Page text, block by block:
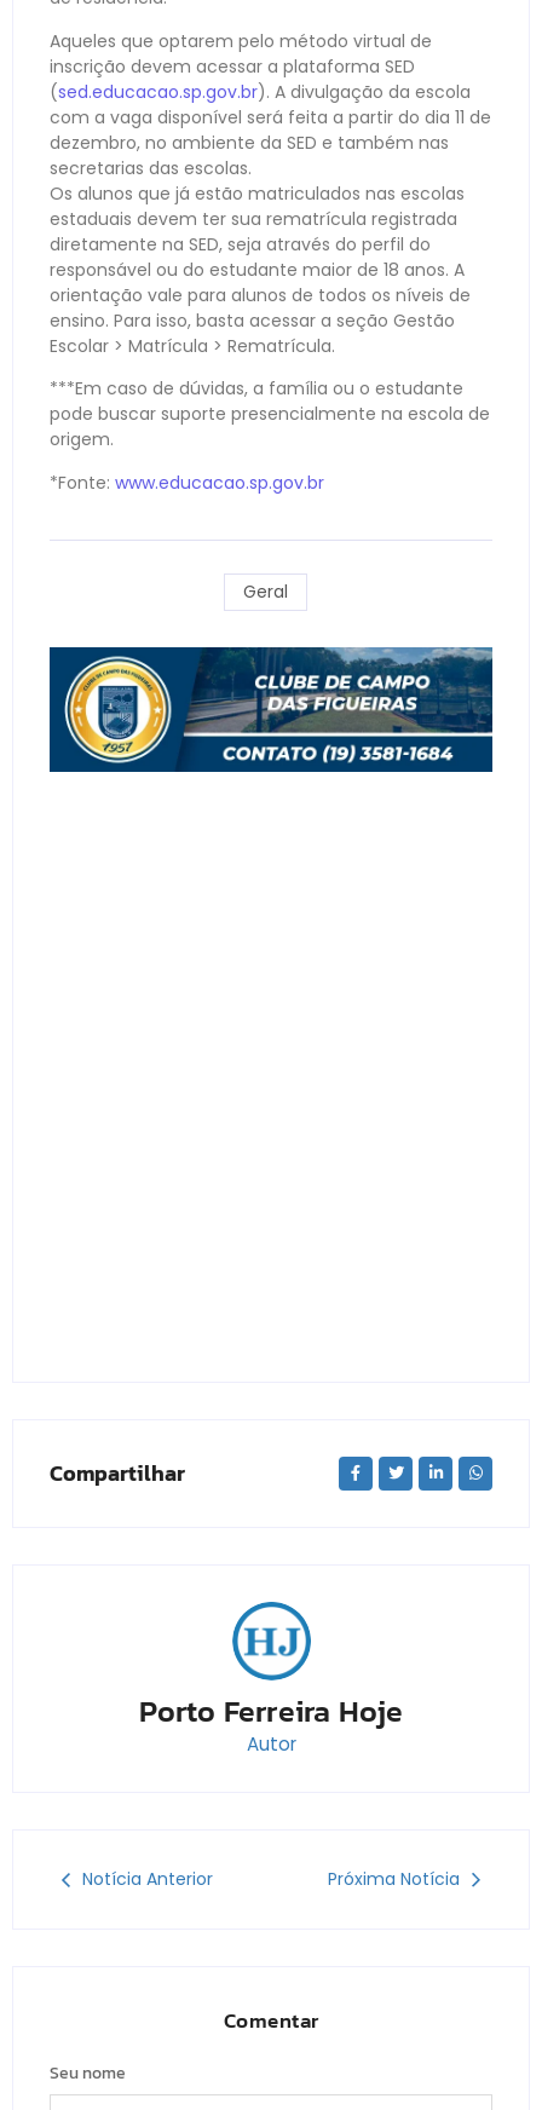
Aqueles que optarem pelo método virtual de
inscrição devem acessar a plataforma SED
(sed.educacao.sp.gov.br). A divulgação da escola
com a vaga disponível será feita a partir do dia 11 de
dezembro, no ambiente da SED e também nas
secretarias das escolas.
Os alunos que já estão matriculados nas escolas
estaduais devem ter sua rematrícula registrada
diretamente na SED, seja através do perfil do
responsável ou do estudante maior de 18 anos. A
orientação vale para alunos de todos os níveis de
ensino. Para isso, basta acessar a seção Gestão
Escolar > Matrícula > Rematrícula.
***Em caso de dúvidas, a família ou o estudante
pode buscar suporte presencialmente na escola de
origem.
*Fonte: www.educacao.sp.gov.br
Geral
Compartilhar
Porto Ferreira Hoje
Autor
Notícia Anterior Próxima Notícia
Comentar
Seu nome